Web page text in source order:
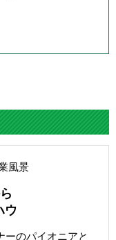
ウ
ーのパイオニアと